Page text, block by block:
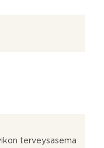
terveysasema